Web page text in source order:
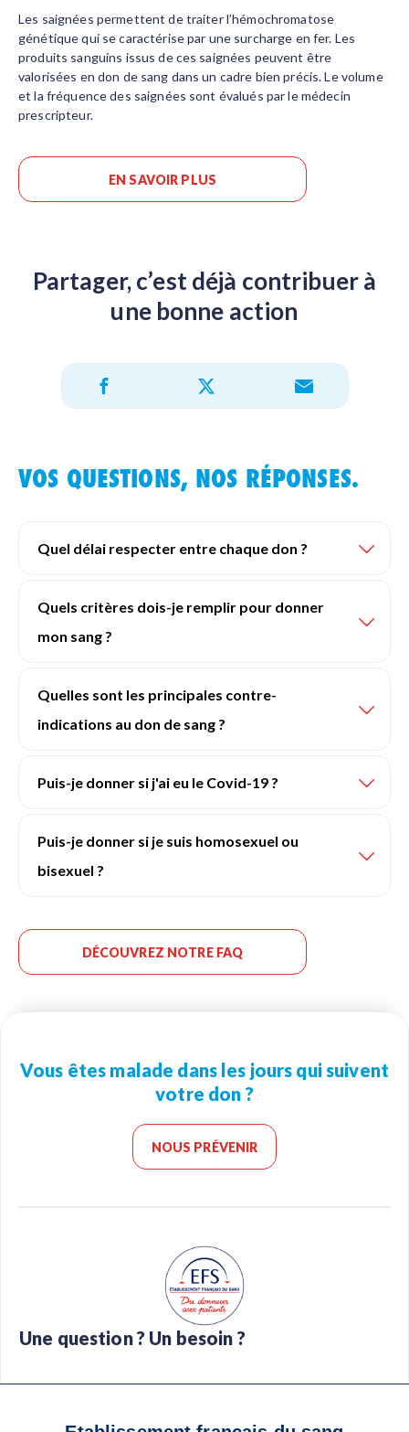
Les saignées permettent de traiter l’hémochromatose
génétique qui se caractérise par une surcharge en fer. Les
produits sanguins issus de ces saignées peuvent être
valorisées en don de sang dans un cadre bien précis. Le volume
et la fréquence des saignées sont évalués par le médecin
prescripteur.
EN SAVOIR PLUS
Partager, c’est déjà contribuer à
une bonne action
Partager sur FacebookPartager sur X Partager par e-mail
VOS QUESTIONS, NOS RÉPONSES.
Quel délai respecter entre chaque don ?
Quels critères dois-je remplir pour donner
mon sang ?
Quelles sont les principales contre-
indications au don de sang ?
Puis-je donner si j'ai eu le Covid-19 ?
Puis-je donner si je suis homosexuel ou
bisexuel ?
DÉCOUVREZ NOTRE FAQ
Vous êtes malade dans les jours qui suivent
votre don ?
NOUS PRÉVENIR
Une question ? Un besoin ?
Téléchargez l’app Don de sang